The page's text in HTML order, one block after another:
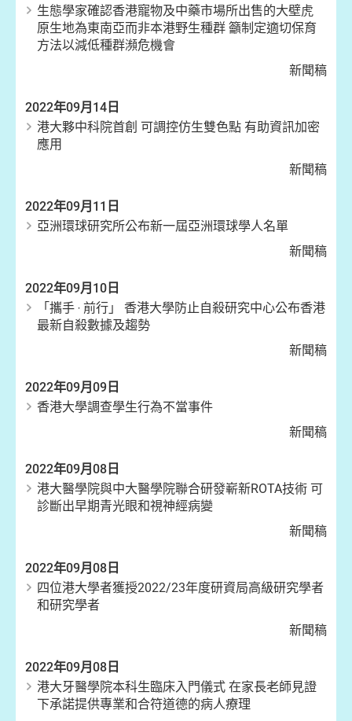
生態學家確認香港寵物及中藥市場所出售的大壁虎
原生地為東南亞而非本港野生種群 籲制定適切保育
方法以減低種群瀕危機會
新聞稿
2022年09月14日
港大夥中科院首創 可調控仿生雙色點 有助資訊加密
應用
新聞稿
2022年09月11日
亞洲環球研究所公布新一屆亞洲環球學人名單
新聞稿
2022年09月10日
「攜手 ‧ 前行」 香港大學防止自殺研究中心公布香港
最新自殺數據及趨勢
新聞稿
2022年09月09日
香港大學調查學生行為不當事件
新聞稿
2022年09月08日
港大醫學院與中大醫學院聯合研發嶄新ROTA技術 可
診斷出早期青光眼和視神經病變
新聞稿
2022年09月08日
四位港大學者獲授2022/23年度研資局高級研究學者
和研究學者
新聞稿
2022年09月08日
港大牙醫學院本科生臨床入門儀式 在家長老師見證
下承諾提供專業和合符道德的病人療理